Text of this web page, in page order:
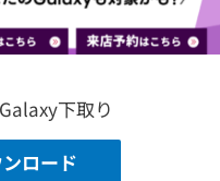
Galaxy下取り
ロード